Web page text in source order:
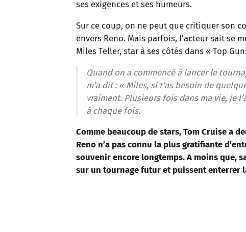
ses exigences et ses humeurs.
Sur ce coup, on ne peut que critiquer son
envers Reno. Mais parfois, l’acteur sait se
Miles Teller, star à ses côtés dans « Top
Quand on a commencé à lancer le
m’a dit : « Miles, si t’as besoin de
vraiment. Plusieurs fois dans ma vie, je
à chaque fois.
Comme beaucoup de stars, Tom Cruise a
Reno n’a pas connu la plus gratifiante
souvenir encore longtemps. A moins que,
sur un tournage futur et puissent enterrer